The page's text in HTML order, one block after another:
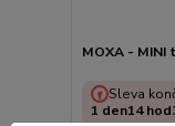
MOXA - MINI
Sleva
1 den14hod